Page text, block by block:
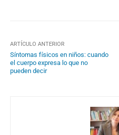
ARTÍCULO ANTERIOR
Síntomas físicos en niños: cuando
el cuerpo expresa lo que no
pueden decir